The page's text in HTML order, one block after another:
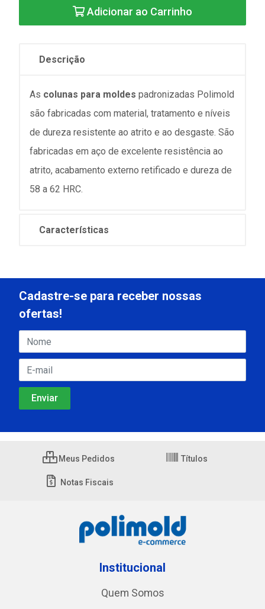
Adicionar ao Carrinho
Descrição
As colunas para moldes padronizadas Polimold
são fabricadas com material, tratamento e níveis
de dureza resistente ao atrito e ao desgaste. São
fabricadas em aço de excelente resistência ao
atrito, acabamento externo retificado e dureza de
58 a 62 HRC.
Características
Cadastre-se para receber nossas
ofertas!
Meus Pedidos Títulos
Notas Fiscais
Institucional
Quem Somos